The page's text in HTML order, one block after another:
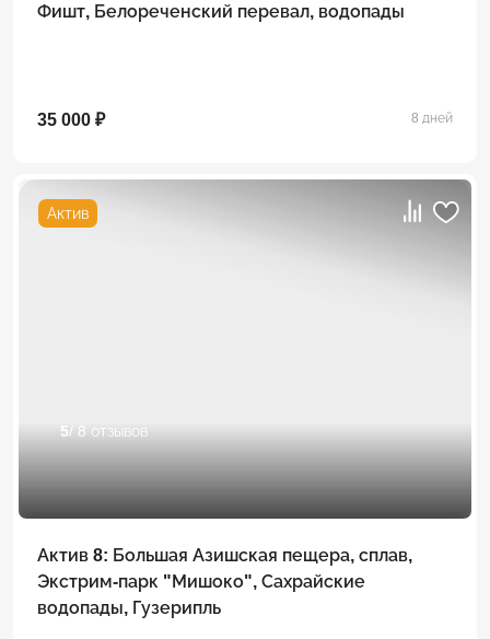
Фишт, Белореченский перевал, водопады
35 000 ₽ 8 дней
Актив
5/ 8 отзывов
Актив 8: Большая Азишская пещера, сплав,
Экстрим-парк "Мишоко", Сахрайские
водопады, Гузерипль